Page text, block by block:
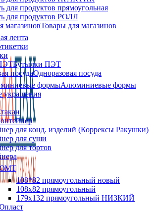
для продуктов прямоугольная
для продуктов РОЛЛ
Товары для магазинов
лента
Бутылки ПЭТ
Одноразовая посуда
Алюминиевые формы
украшения
для конд. изделий (Коррексы Ракушки)
для суши
для тортов
108*82 прямоугольный новый
108х82 прямоугольный
179х132 прямоугольный НИЗКИЙ